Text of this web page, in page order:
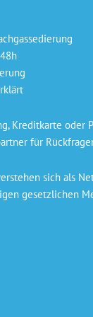
Kreditkarte oder
für
sich als
gesetzlichen